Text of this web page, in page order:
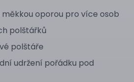
oporou pro více osob
polštářků
polštáře
udržení pořádku pod